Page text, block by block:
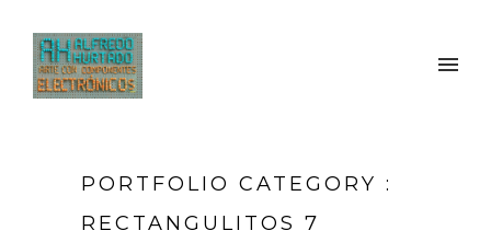
PORTFOLIO CATEGORY :
RECTANGULITOS 7